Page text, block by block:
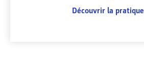
Découvrir la pratique